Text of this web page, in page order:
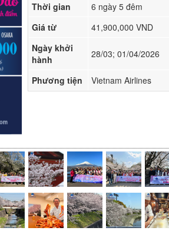
Thời gian
6 ngày 5 đêm
Giá từ
41,900,000 VND
Ngày khởi
hành
28/03; 01/04/2026
Phương tiện Vietnam Airlines